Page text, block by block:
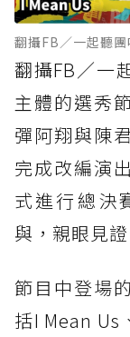
翻攝FB／一起聽團
翻攝FB／一
主體的選秀
彈阿翔與陳
完成改編演
式進行總決
與，親眼見
節目中登場
括I Mean